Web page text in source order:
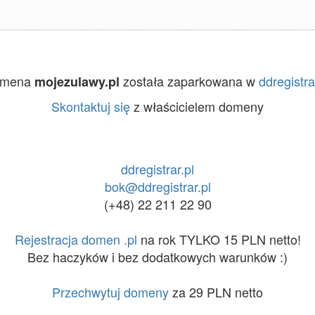
mojezulawy.pl została zaparkowana w
Skontaktuj sięz właścicielem domeny
ddregistrar.pl
bok@ddregistrar.pl
(+48) 22 211 22 90
Rejestracja domen .pl na rok TYLKO 15 PLN netto!
Bez haczyków i bez dodatkowych warunków :)
Przechwytuj domenyza 29 PLN netto